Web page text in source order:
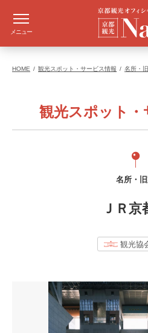
メニュー
HOME 観光スポット・サービス情報 名所・
観光スポット・
名所・
ＪＲ京
観光協